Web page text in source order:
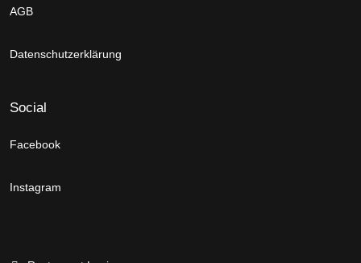
AGB
Datenschutzerklärung
Social
Facebook
Instagram